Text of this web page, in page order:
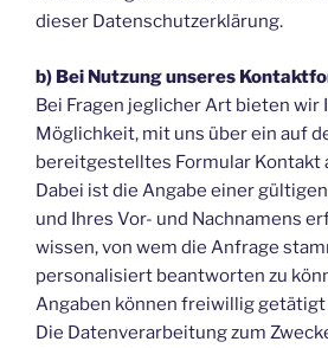
dieser Datenschutzerklärung.
b) Bei Nutzung unseres
Bei Fragen jeglicher Art bieten wir
Möglichkeit, mit uns über ein auf
bereitgestelltes Formular Kontakt
Dabei ist die Angabe einer
und Ihres Vor- und Nachnamens
wissen, von wem die Anfrage
personalisiert beantworten zu
Angaben können freiwillig getätigt
Die Datenverarbeitung zum